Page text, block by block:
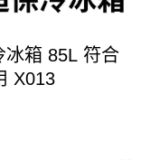
冰箱 85L 符合
高保冷標準5.5倍 冷暖皆可使用 X013